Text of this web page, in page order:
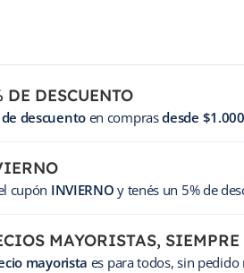
DE DESCUENTO
descuentoen comprasdesde
cupón INVIERNO y tenés un 5% de
MAYORISTAS, SIEMPRE
mayorista es para todos, sin